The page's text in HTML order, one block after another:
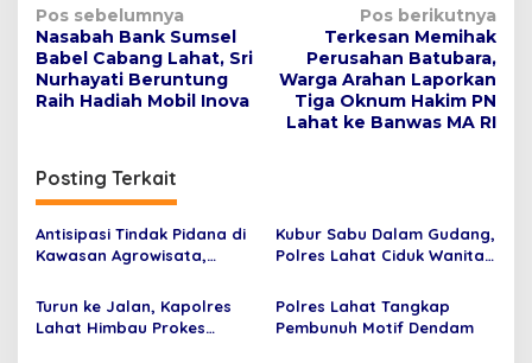
N
a
v
a
s
i
o
Pos sebelumnya
Nasabah Bank Sumsel
Babel Cabang Lahat, Sri
Nurhayati Beruntung
Raih Hadiah Mobil Inova
Pos berikutnya
Terkesan Memihak
Perusahan Batubara,
Warga Arahan Laporkan
Tiga Oknum Hakim PN
Lahat ke Banwas MA RI
Posting Terkait
Antisipasi Tindak Pidana di
Kawasan Agrowisata,
Monitoring
Kubur Sabu Dalam Gudang,
Polres Lahat Ciduk Wanita
Turun ke Jalan, Kapolres
Lahat Himbau Prokes
Polres Lahat Tangkap
Pembunuh Motif Dendam